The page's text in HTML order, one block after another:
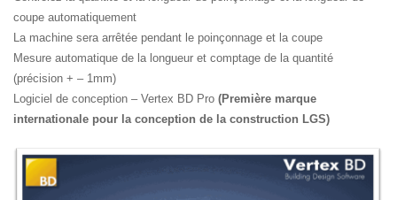
coupe automatiquement
La machine sera arrêtée pendant le poinçonnage et la coupe
Mesure automatique de la longueur et comptage de la quantité
(précision + – 1mm)
Logiciel de conception – Vertex BD Pro (Première marque
internationale pour la conception de la construction LGS)